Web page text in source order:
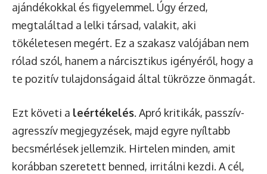
ajándékokkal és figyelemmel. Úgy érzed,
megtaláltad a lelki társad, valakit, aki
tökéletesen megért. Ez a szakasz valójában nem
rólad szól, hanem a nárcisztikus igényéről, hogy a
te pozitív tulajdonságaid által tükrözze önmagát.
Ezt követi a leértékelés. Apró kritikák, passzív-
agresszív megjegyzések, majd egyre nyíltabb
becsmérlések jellemzik. Hirtelen minden, amit
korábban szeretett benned, irritálni kezdi. A cél,